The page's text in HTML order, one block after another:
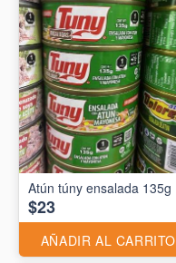
Atún túny ensalada 135g
$23
AÑADIR AL CARRITO